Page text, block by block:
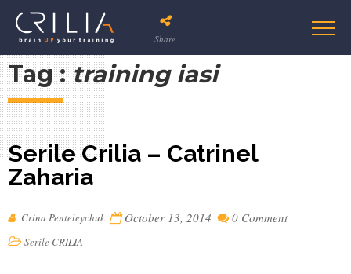
Share
Tag :training iasi
Serile Crilia – Catrinel
Zaharia
Crina Penteleychuk October 13, 2014 0 Comment
Serile CRILIA